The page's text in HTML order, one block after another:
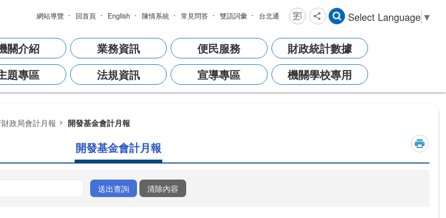
網站導覽 回首頁 English 陳情系統 常見問答 雙語詞彙 台北通 Select Language ▼
關介紹 業務資訊 便民服務
財政統計數據
題專區 法規資訊 宣導專區 機關學校專用
政局會計月報 開發基金會計月報
開發基金會計月報